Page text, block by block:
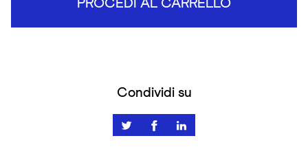
PROCEDI AL CARRELLO
Condividi su